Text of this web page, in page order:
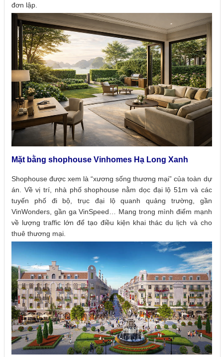
đơn lập.
Mặt bằng shophouse Vinhomes Hạ Long Xanh
Shophouse được xem là “xương sống thương mại” của toàn dự
án. Về vị trí, nhà phố shophouse nằm dọc đại lộ 51m và các
tuyến phố đi bộ, trục đại lộ quanh quảng trường, gần
VinWonders, gần ga VinSpeed… Mang trong mình điểm mạnh
về lượng traffic lớn để tạo điều kiện khai thác du lịch và cho
thuê thương mại.